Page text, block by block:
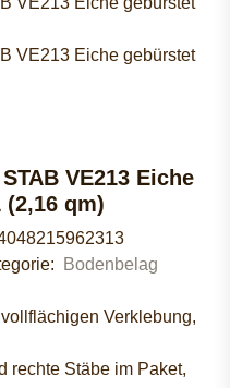
VE213 Eiche
qm)
Bodenbelag
Verklebung,
rechte Stäbe im Paket,